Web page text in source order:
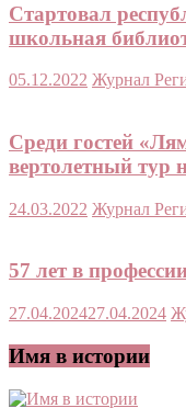
Стартовал
школьная
05.12.2022 Журнал
Среди гостей
вертолетный тур
24.03.2022 Журнал
57 лет в
27.04.202427.04.2024
Имя в истории